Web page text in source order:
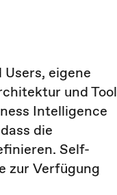
eigene
und Tool
Intelligence
die
Self-
zur Verfügung